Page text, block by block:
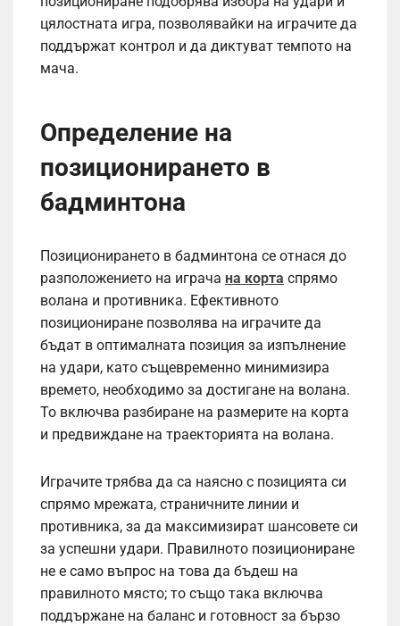
цялостната игра, позволявайки на играчите да
поддържат контрол и да диктуват темпото на
мача.
Определение на
позиционирането в
бадминтона
Позиционирането в бадминтона се отнася до
разположението на играча на корта спрямо
волана и противника. Ефективното
позициониране позволява на играчите да
бъдат в оптималната позиция за изпълнение
на удари, като същевременно минимизира
времето, необходимо за достигане на волана.
То включва разбиране на размерите на корта
и предвиждане на траекторията на волана.
Играчите трябва да са наясно с позицията си
спрямо мрежата, страничните линии и
противника, за да максимизират шансовете си
за успешни удари. Правилното позициониране
не е само въпрос на това да бъдеш на
правилното място; то също така включва
поддържане на баланс и готовност за бързо